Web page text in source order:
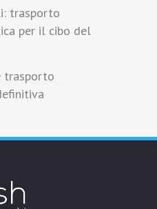
trasporto
per il cibo del
trasporto